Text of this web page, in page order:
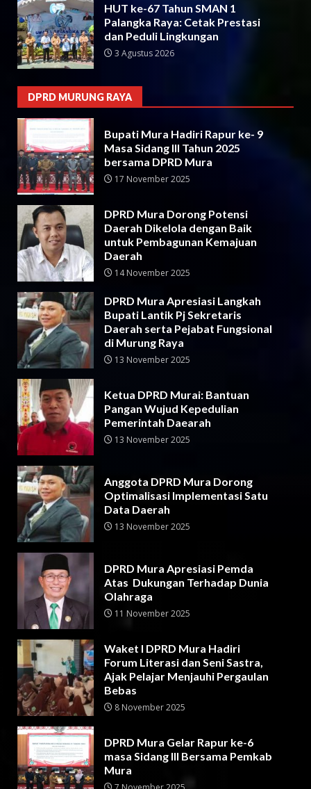
HUT ke-67 Tahun SMAN 1
Palangka Raya: Cetak Prestasi
dan Peduli Lingkungan
3 Agustus 2026
DPRD MURUNG RAYA
Bupati Mura Hadiri Rapur ke- 9
Masa Sidang III Tahun 2025
bersama DPRD Mura
17 November 2025
DPRD Mura Dorong Potensi
Daerah Dikelola dengan Baik
untuk Pembagunan Kemajuan
Daerah
14 November 2025
DPRD Mura Apresiasi Langkah
Bupati Lantik Pj Sekretaris
Daerah serta Pejabat Fungsional
di Murung Raya
13 November 2025
Ketua DPRD Murai: Bantuan
Pangan Wujud Kepedulian
Pemerintah Daearah
13 November 2025
Anggota DPRD Mura Dorong
Optimalisasi Implementasi Satu
Data Daerah
13 November 2025
DPRD Mura Apresiasi Pemda
Atas Dukungan Terhadap Dunia
Olahraga
11 November 2025
Waket I DPRD Mura Hadiri
Forum Literasi dan Seni Sastra,
Ajak Pelajar Menjauhi Pergaulan
Bebas
8 November 2025
DPRD Mura Gelar Rapur ke-6
masa Sidang III Bersama Pemkab
Mura